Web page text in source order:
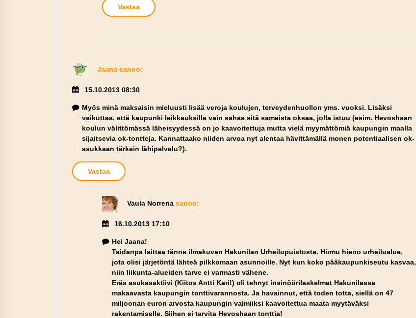
Vastaa
Jaana sanoo:
15.10.2013 08:30
Myös minä maksaisin mieluusti lisää veroja koulujen, terveydenhuollon yms. vuoksi. Lisäksi
vaikuttaa, että kaupunki leikkauksilla vain sahaa sitä samaista oksaa, jolla istuu (esim. Hevoshaan
koulun välittömässä läheisyydessä on jo kaavoitettuja mutta vielä myymättömiä kaupungin maalla
sijaitsevia ok-tontteja. Kannattaako niiden arvoa nyt alentaa hävittämällä monen potentiaalisen ok-
asukkaan tärkein lähipalvelu?).
Vastaa
Vaula Norrena sanoo:
16.10.2013 17:10
Hei Jaana!
Taidanpa laittaa tänne ilmakuvan Hakunilan Urheilupuistosta. Hirmu hieno urheilualue,
jota olisi järjetöntä lähteä pilkkomaan asunnoille. Nyt kun koko pääkaupunkiseutu kasvaa,
niin liikunta-alueiden tarve ei varmasti vähene.
Eräs asukasaktiivi (Kiitos Antti Kari!) oli tehnyt insinöörilaskelmat Hakunilassa
makaavasta kaupungin tonttivarannosta. Ja havainnut, että toden totta, siellä on 47
miljoonan euron arvosta kaupungin valmiiksi kaavoitettua maata myytäväksi
rakentamiselle. Siihen ei tarvita Hevoshaan tonttia!